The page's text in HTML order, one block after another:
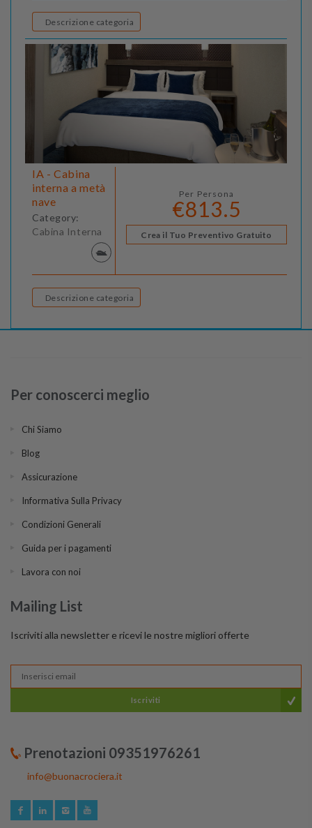
Descrizione categoria
IA - Cabina
interna a metà
nave
Category:
Cabina Interna
Per Persona
€813.5
Crea il Tuo Preventivo Gratuito
Descrizione categoria
Per conoscerci meglio
Chi Siamo
Blog
Assicurazione
Informativa Sulla Privacy
Condizioni Generali
Guida per i pagamenti
Lavora con noi
Mailing List
Iscriviti alla newsletter e ricevi le nostre migliori offerte
Iscriviti
Prenotazioni 09351976261
info@buonacrociera.it